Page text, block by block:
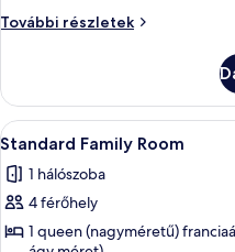
Pool
További részletek
Standard
(2Pax)
további
részletei
A
következő
szoba
összes
képének
10
Standard Family Room
1 hálószoba
4 férőhely
1 queen (nagyméretű)